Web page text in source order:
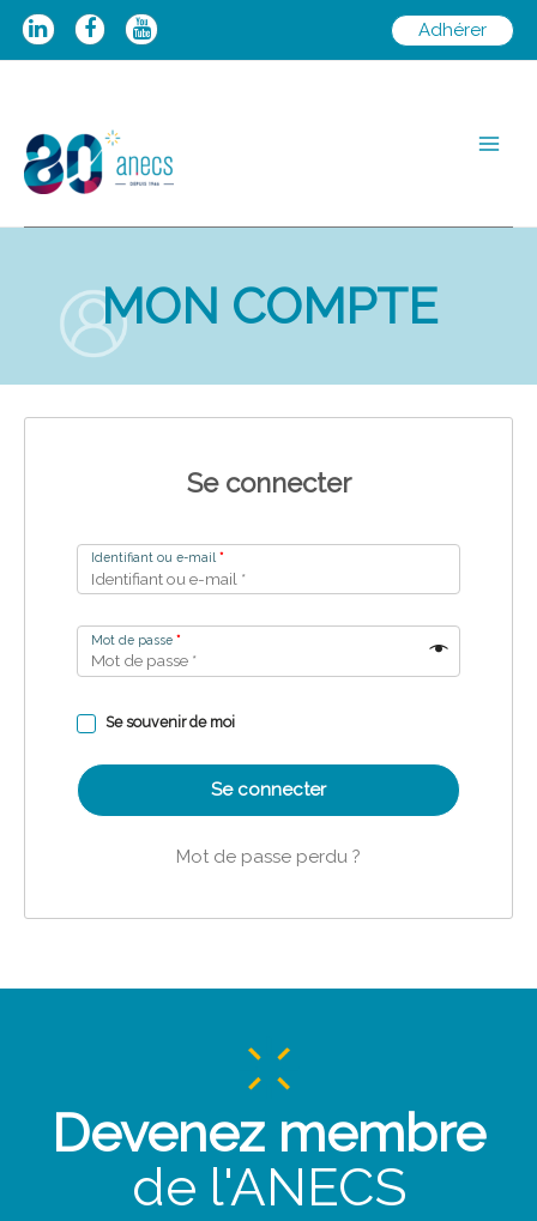
Aller
Adhérer
MON COMPTE
Se connecter
Identifiant ou e-mail *
Mot de passe *
Se souvenir de moi
Se connecter
Mot de passe perdu ?
Devenez membre
de l'ANECS